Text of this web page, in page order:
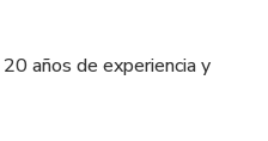
años de experiencia y